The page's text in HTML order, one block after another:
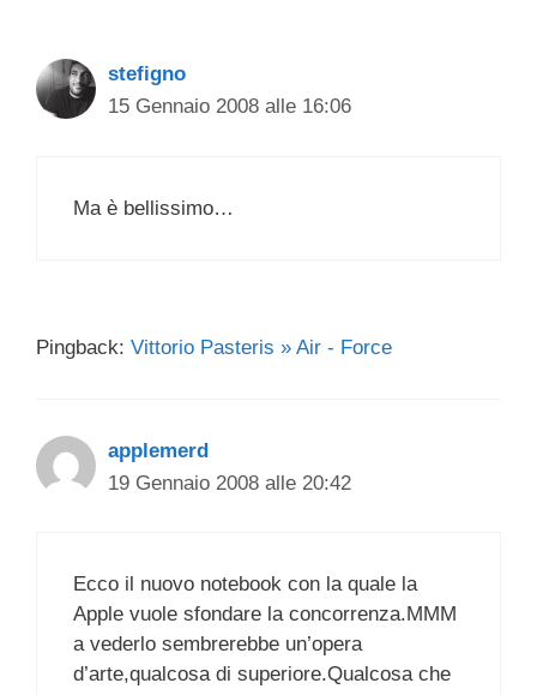
stefigno
15 Gennaio 2008 alle 16:06
Ma è bellissimo…
Pingback: Vittorio Pasteris » Air - Force
applemerd
19 Gennaio 2008 alle 20:42
Ecco il nuovo notebook con la quale la
Apple vuole sfondare la concorrenza.MMM
a vederlo sembrerebbe un’opera
d’arte,qualcosa di superiore.Qualcosa che